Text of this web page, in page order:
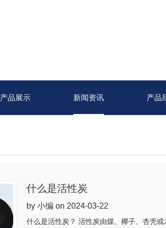
产品展示 新闻资讯 产品
什么是活性炭
by 小编 on 2024-03-22
什么是活性炭？ 活性炭由煤、椰子、杏壳